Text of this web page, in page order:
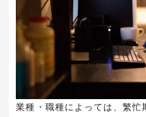
業種・職種によっては、繁忙